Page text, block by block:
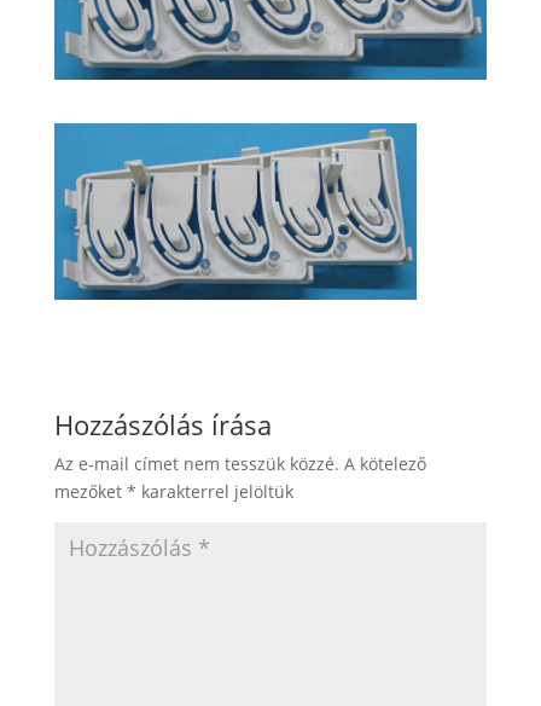
Hozzászólás írása
Az e-mail címet nem tesszük közzé. A kötelező
mezőket * karakterrel jelöltük